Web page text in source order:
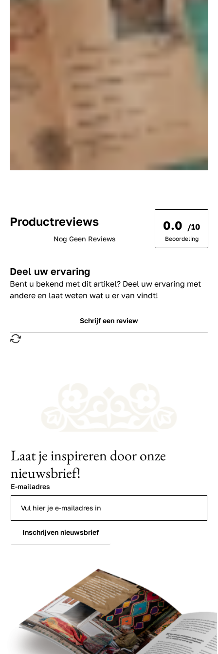
Productreviews
Nog Geen Reviews
0.0 /10
Beoordeling
Deel uw ervaring
Bent u bekend met dit artikel? Deel uw ervaring met
andere en laat weten wat u er van vindt!
Schrijf een review
Laat je inspireren door onze
nieuwsbrief!
E-mailadres
Inschrijven nieuwsbrief